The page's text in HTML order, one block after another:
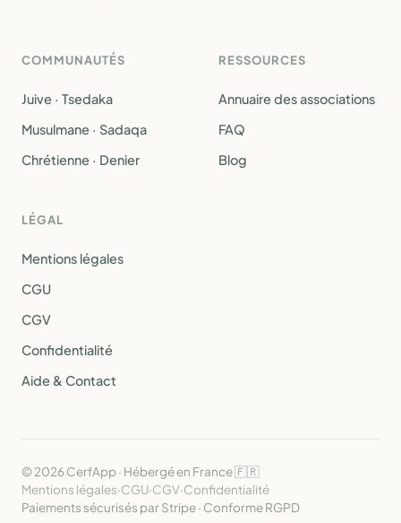
COMMUNAUTÉS
Juive · Tsedaka
Musulmane · Sadaqa
Chrétienne · Denier
RESSOURCES
Annuaire des associations
FAQ
Blog
LÉGAL
Mentions légales
CGU
CGV
Confidentialité
Aide & Contact
© 2026 CerfApp · Hébergé en France 🇫🇷
Mentions légales·CGU·CGV·Confidentialité
Paiements sécurisés par Stripe · Conforme RGPD